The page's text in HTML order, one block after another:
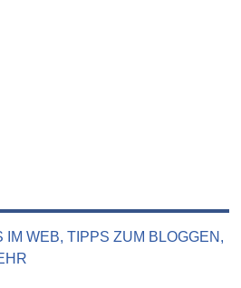
WEB, TIPPS ZUM BLOGGEN,